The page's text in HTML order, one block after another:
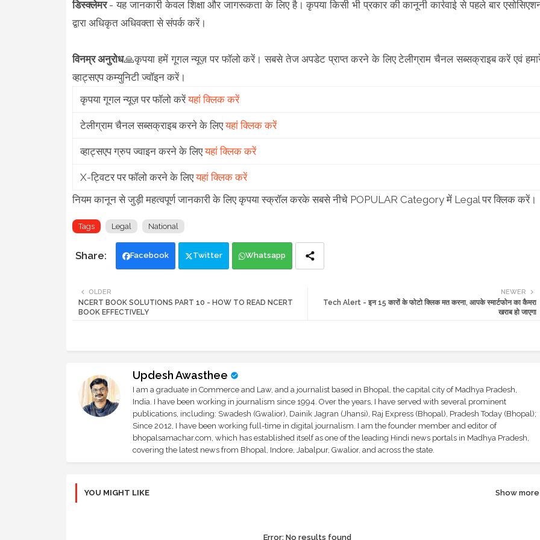
डिस्क्लेमर- यह जानकारी केवल शिक्षा और जागरूकता के लिए है। कृपया किसी भी प्रकार की कानूनी कार्रवाई से पहले बार
द्वारा अधिकृत अधिवक्ता से संपर्क करें।
विनम्र अनुरोध🙏कृपया हमें गूगल न्यूज़ पर फॉलो करें। सबसे तेज अपडेट प्राप्त करने के लिए टेलीग्राम चैनल सब्सक्राइब करें एवं
व्हाट्सएप कम्युनिटी ज्वॉइन करें।
कृपया गूगल न्यूज़ पर फॉलो करेंयहां क्लिक करें
टेलीग्राम चैनल सब्सक्राइब करने के लिएयहां क्लिक करें
व्हाट्सएप ग्रुप ज्वाइन करने के लिएयहां क्लिक करें
X-ट्विटर पर फॉलो करने के लिएयहां क्लिक करें
नियम कानून से जुड़ी महत्वपूर्ण जानकारी के लिए कृपया स्क्रॉल करके सबसे नीचे POPULAR Category में Legal पर क्लिक करें।
Tags Legal National
Facebook Twitter Whatsapp
NEWER
Tech Alert - इन 15 कारों के फोटो क्लिक मत करना, आपके स्मार्टफोन का कैमरा
खराब हो जाएगा
OLDER
NCERT BOOK SOLUTIONS PART 10 - HOW TO READ NCERT
BOOK EFFECTIVELY
Updesh Awasthee
I am a graduate in Commerce and Law, and a journalist based in Bhopal, the capital city of Madhya Pradesh,
India. I have been working in journalism since 1994. Over the years, I have served with several prominent
publications, including: Swadesh (Gwalior), Dainik Jagran (Jhansi), Raj Express (Bhopal), Pradesh Today (Bhopal);
Since 2012, I have been working full-time in digital journalism. I am the founder member and editor of
bhopalsamachar.com, which has established itself as one of the leading Hindi news portals in Madhya Pradesh,
covering the latest news from Bhopal, Indore, Jabalpur, Gwalior, and across the state.
YOU MIGHT LIKE Show more
Error:No results found